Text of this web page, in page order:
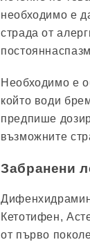
необходимо е
страда от
Необходимо е
който води
предпише
възможните
Забранени
Кетотифен,
от първо